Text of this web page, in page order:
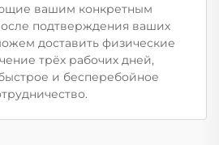
вашим конкретным
подтверждения ваших
доставить физические
трёх рабочих дней,
и бесперебойное